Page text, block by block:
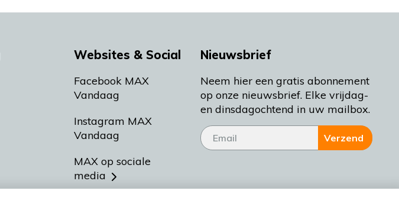
Websites & Social
Facebook MAX
Vandaag
Instagram MAX
Vandaag
MAX op sociale
media
Nieuwsbrief
Neem hier een gratis abonnement
op onze nieuwsbrief. Elke vrijdag-
en dinsdagochtend in uw mailbox.
Verzend